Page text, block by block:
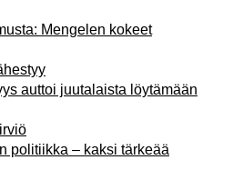
Mengelen kokeet
auttoi juutalaista löytämään
politiikka – kaksi tärkeää